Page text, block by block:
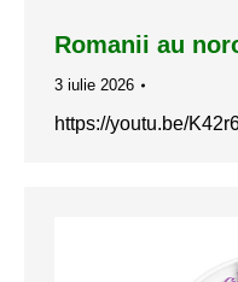
Romanii au
3 iulie 2026
https://youtu.be/